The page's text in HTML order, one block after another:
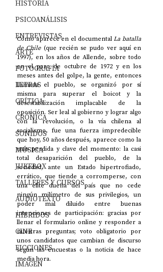
HISTORIA
PSICOANÁLISIS
ENTREVISTAS
ARTE
FOTOGRAFÍA
LETRAS
CRÍTICA
CRÓNICA
SONIDOS
MÚSICA
JUKEBOX
TALLERES Y CURSOS
AUDIOTEXTO
HÍBRIDOS
CINE
FICCIONES
IMAGEN
Como aparece en el documental La batalla
de Chile (que recién se pudo ver aquí en
1997), en los años de Allende, sobre todo
en el paro de octubre de 1972 y en los
meses antes del golpe, la gente, entonces
llamada el pueblo, se organizó por sí
misma para superar el boicot y la
desestabilización implacable de la
oposición. Ser leal al gobierno y lograr algo
con la revolución, o la vía chilena al
socialismo, fue una fuerza impredecible
que hoy, 50 años después, aparece como la
más perdida y clave del momento: la casi
total desaparición del pueblo, de la
sociedad, ante un Estado hipertrofiado,
errático, que tiende a corromperse, con
una elite dueña del país que no cede
ningún milímetro de sus privilegios, un
poder mal diluido entre buenas
intenciones de participación: gracias por
llenar el formulario online y responder a
nuestras preguntas; voto obligatorio por
unos candidatos que cambian de discurso
según las encuestas o la noticia de hace
media hora.